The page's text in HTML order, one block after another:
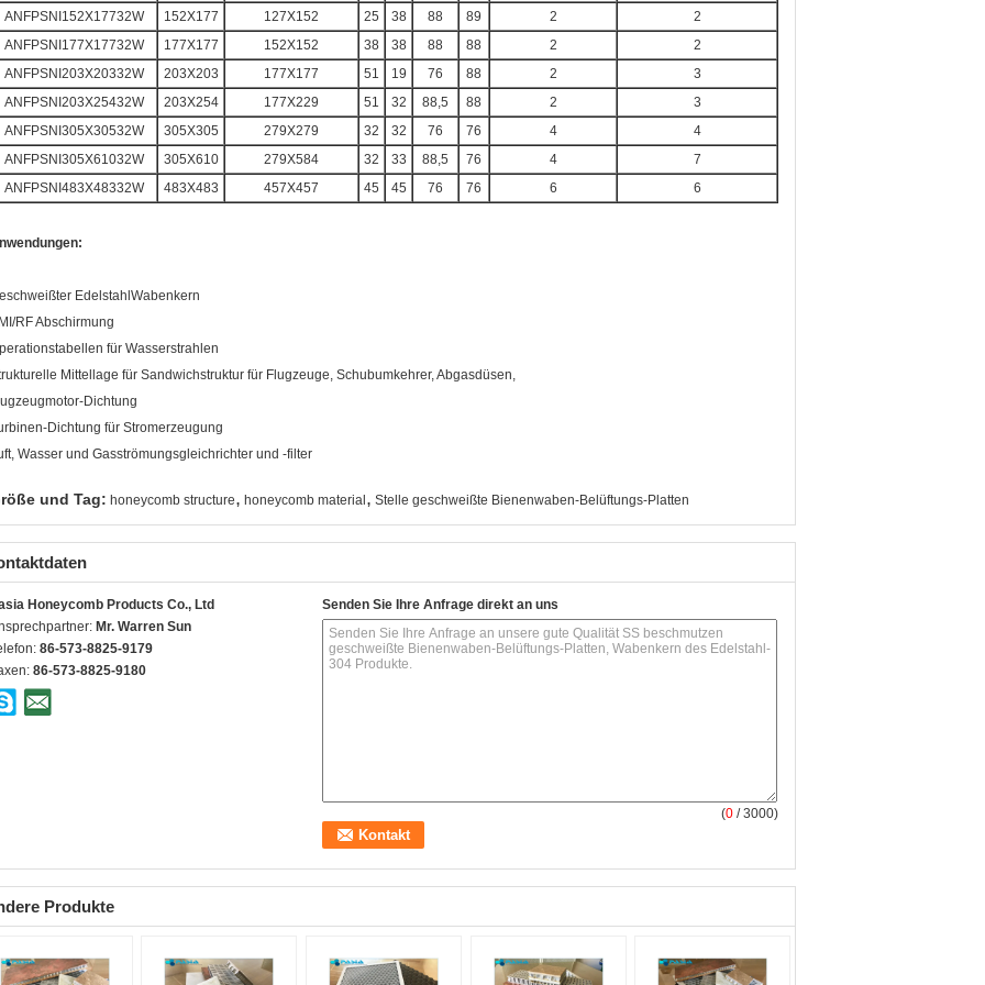
ANFPSNI152X17732W
152X177 127X152 25 38 88 89 2
2
ANFPSNI177X17732W
177X177 152X152 38 38 88 88 2
2
ANFPSNI203X20332W
203X203 177X177 51 19 76 88 2
3
ANFPSNI203X25432W
203X254 177X229 51 32 88,5 88 2
3
ANFPSNI305X30532W
305X305 279X279 32 32 76 76 4
4
ANFPSNI305X61032W
305X610 279X584 32 33 88,5 76 4
7
ANFPSNI483X48332W
483X483 457X457 45 45 76 76 6 6
EdelstahlWabenkern
RF Abschirmung
für Wasserstrahlen
Mittellage für Sandwichstruktur für Flugzeuge, Schubumkehrer, Abgasdüsen,
Dichtung
Dichtung für Stromerzeugung
Wasser und Gasströmungsgleichrichter und -filter
und Tag: honeycomb structure, honeycomb material , Stelle geschweißte Bienenwaben-Belüftungs-Platten
Honeycomb Products Co., Ltd
Mr. Warren Sun
86-573-8825-9179
86-573-8825-9180
Senden Sie Ihre Anfrage direkt an uns
(0 / 3000)
Produkte